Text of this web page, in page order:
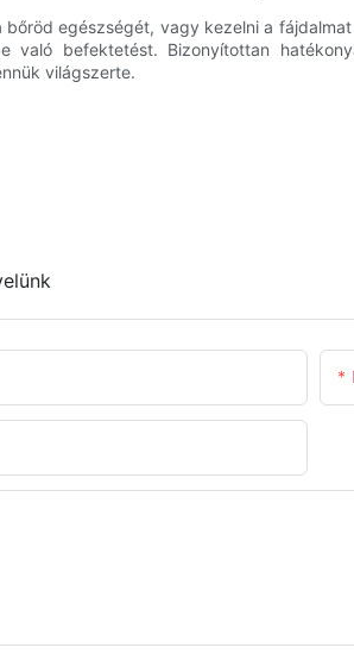
bőröd egészségét, vagy kezelni a
való befektetést. Bizonyítottan
világszerte.